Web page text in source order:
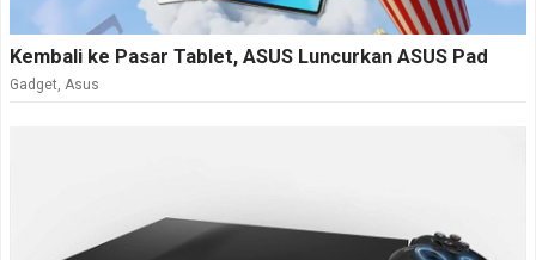
Kembali ke Pasar Tablet, ASUS Luncurkan ASUS Pad
Gadget, Asus